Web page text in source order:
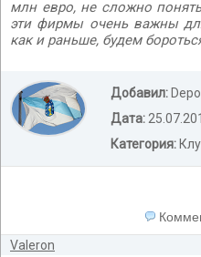
млн евро, не сложно
эти фирмы очень важны
как и раньше, будем
Добавил:
Дата:
Категория:
Valeron